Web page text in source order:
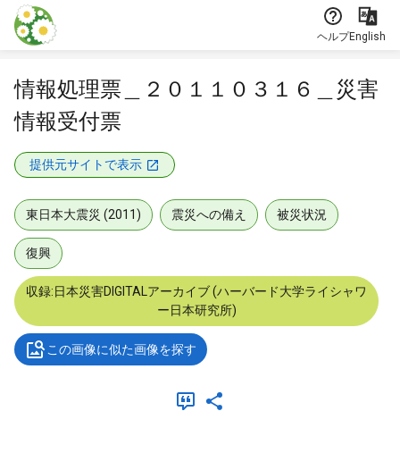
本文に飛ぶ
ヘルプEnglish
情報処理票＿２０１１０３１６＿災害
情報受付票
提供元サイトで表示
東日本大震災 (2011) 震災への備え 被災状況
復興
収録:日本災害DIGITALアーカイブ (ハーバード大学ライシャワ
ー日本研究所)
この画像に似た画像を探す